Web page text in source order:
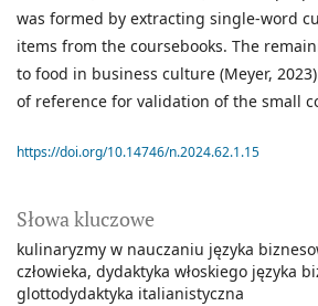
Słowa kluczowe
kulinaryzmy w nauczaniu języka
człowieka dydaktyka włoskiego języka
glottodydaktyka italianistyczna
was formed by extracting single-word
items from the coursebooks. The
to food in business culture (Meyer,
of reference for validation of the small
https://doi.org/10.14746/n.2024.62.1.15